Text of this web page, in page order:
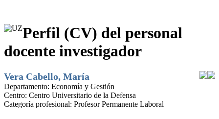
Perfil (CV) del personal
docente investigador
Vera Cabello, María
Departamento: Economía y Gestión
Centro: Centro Universitario de la Defensa
Categoría profesional: Profesor Permanente Laboral